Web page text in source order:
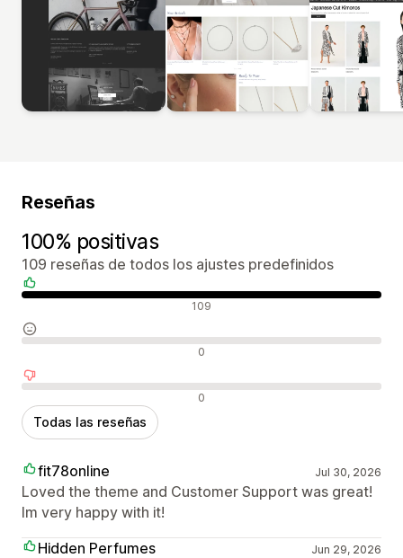
Reseñas
100% positivas
109 reseñas de todos los ajustes predefinidos
Reseñas positivas 109
Reseñas neutras 0
Reseñas negativas 0
Todas las reseñas
fit78online Jul 30, 2026
Loved the theme and Customer Support was great!
Im very happy with it!
Hidden Perfumes
Jun 29, 2026